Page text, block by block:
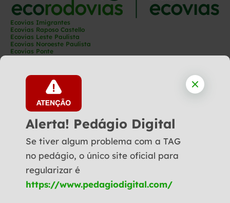
Ecovias Imigrantes
Ecovias Raposo Castello
Ecovias Leste Paulista
Ecovias Noroeste Paulista
Ecovias Ponte
Ecovias Norte Minas
Ecovias Cerrado
Ecovias Araguaia
Ecoporto
Ecopátio
Siga-nos:
Demonstrações Financeiras
© Copyright 2025 - Todos os direitos reservados a Ecovias
Alerta! Pedágio Digital
Se tiver algum problema com a TAG
no pedágio, o único site oficial para
regularizar é
https://www.pedagiodigital.com/